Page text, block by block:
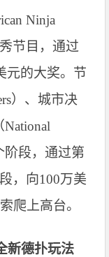
Ninja
节目，通过
元的大奖。节
）、城市决
阶段，通过第
，向100万美
爬上高台。
新德扑玩法